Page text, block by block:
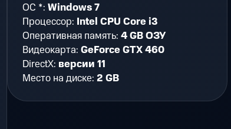
ОС *:Windows 7
Процессор: Intel CPU Core i3
Оперативная память:4 GB ОЗУ
Видеокарта:GeForce GTX 460
DirectX: версии 11
Место на диске:2 GB